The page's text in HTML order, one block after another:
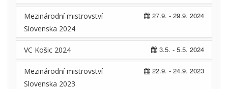
27.9. - 29.9. 2024
Mezinárodní mistrovství
Slovenska 2024
3.5. - 5.5. 2024
VC Košic 2024
22.9. - 24.9. 2023
Mezinárodní mistrovství
Slovenska 2023